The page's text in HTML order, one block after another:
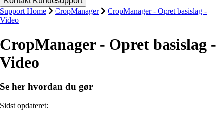
Support Home CropManager
CropManager - Opret basislag -
Video
CropManager - Opret basislag -
Video
Se her hvordan du gør
Sidst opdateret: